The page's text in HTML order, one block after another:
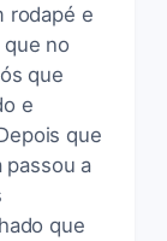
rodapé e
que no
que
e
que
passou a
que